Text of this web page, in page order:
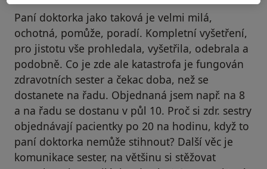
Paní doktorka jako taková je velmi milá,
ochotná, pomůže, poradí. Kompletní vyšetření,
pro jistotu vše prohledala, vyšetřila, odebrala a
podobně. Co je zde ale katastrofa je fungován
zdravotních sester a čekac doba, než se
dostanete na řadu. Objednaná jsem např. na 8
a na řadu se dostanu v půl 10. Proč si zdr. sestry
objednávají pacientky po 20 na hodinu, když to
paní doktorka nemůže stihnout? Další věc je
komunikace sester, na většinu si stěžovat